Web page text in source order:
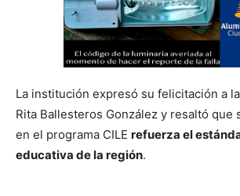
La institución expresó su felicitación a
Rita Ballesteros González y resaltó que
en el programa CILE refuerza el
educativa de la región.